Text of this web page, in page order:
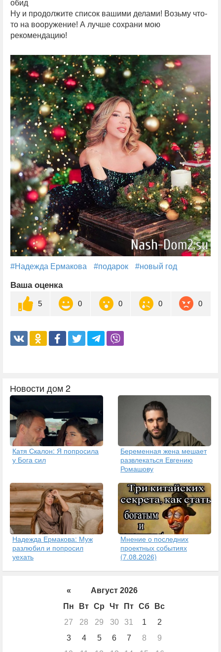
обид
Ну и продолжите список вашими делами! Возьму что-
то на вооружение! А лучше сохрани мою
рекомендацию!
#Надежда Ермакова #подарок #новый год
Ваша оценка
5 0 0 0 0
Новости дом 2
Катя Скалон: Я попросила
у Бога сил
Беременная жена мешает
развлекаться Евгению
Ромашову
Надежда Ермакова: Муж
разлюбил и попросил
уехать
Мнение о последних
проектных событиях
(7.08.2026)
«
Август 2026
Пн
Вт Ср Чт Пт Сб
Вс
27
28 29 30 31 1
2
3
4 5 6 7 8
9